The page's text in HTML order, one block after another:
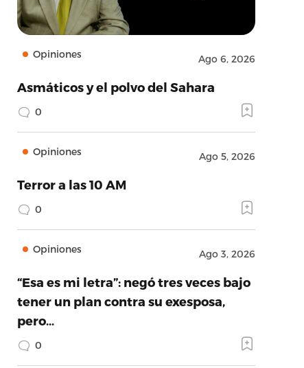
Opiniones Ago 6, 2026
Asmáticos y el polvo del Sahara
0
Opiniones Ago 5, 2026
Terror a las 10 AM
0
Opiniones Ago 3, 2026
“Esa es mi letra”: negó tres veces bajo
tener un plan contra su exesposa,
pero…
0